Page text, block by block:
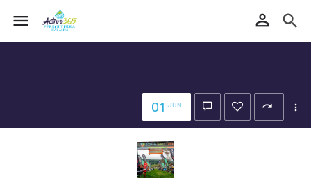
menu perm_identity search
JUN
01